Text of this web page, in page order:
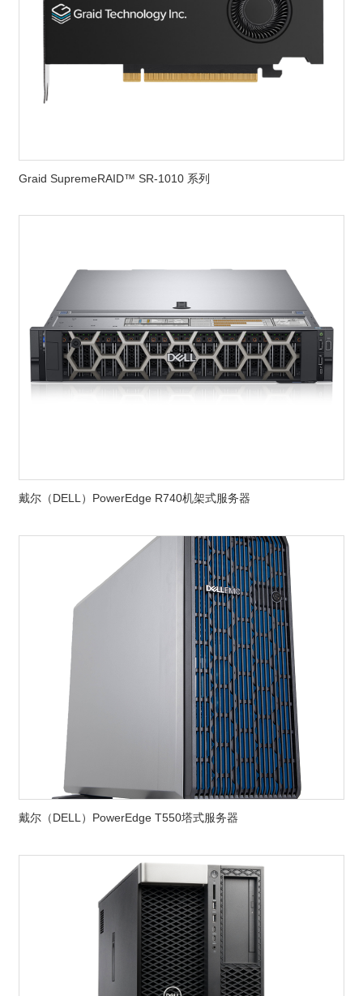
Graid SupremeRAID™ SR-1010 系列
戴尔（DELL）PowerEdge R740机架式服务器
戴尔（DELL）PowerEdge T550塔式服务器